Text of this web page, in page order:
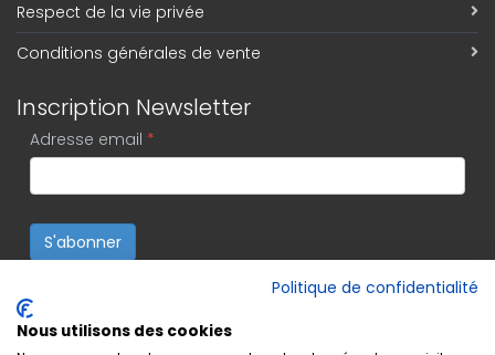
Respect de la vie privée
Conditions générales de vente
Inscription Newsletter
Adresse email *
S'abonner
Politique de confidentialité
Nous utilisons des cookies